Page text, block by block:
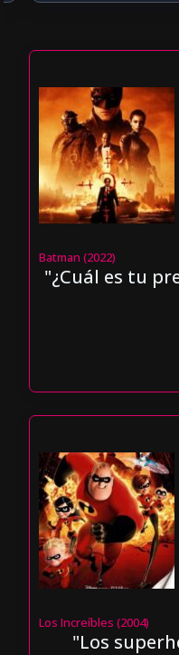
Batman (2022)
"¿Cuál es tu
Los Increíbles (2004)
"Los